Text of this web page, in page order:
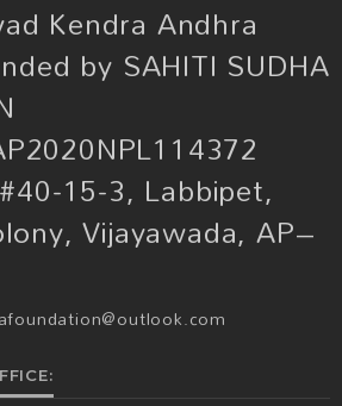
Kendra Andhra
by SAHITI SUDHA
15-3, Labbipet,
Vijayawada, AP–